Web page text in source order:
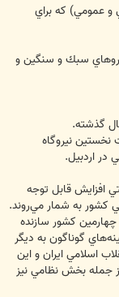
عمومي) كه براي
سبك و سنگين و
نيروگاه
در اردبيل.
افزايش قابل توجه
كشور به شمار مي‌روند.
چهارمين كشور سازنده
گوناگون به ديگر
‏اسلامي ايران و اين
جمله بخش نظامي نيز